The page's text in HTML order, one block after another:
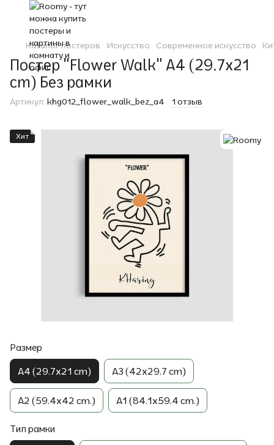
Каталог постеров Искусство Современное искусство
Постер "Flower Walk" A4 (29.7x21
cm) Без рамки
Артикул: khg012_flower_walk_bez_a4 1 отзыв
Хит
Размер
A4 (29.7x21 cm) A3 (42x29.7 cm)
A2 (59.4x42 cm.) A1 (84.1x59.4 cm.)
Тип рамки